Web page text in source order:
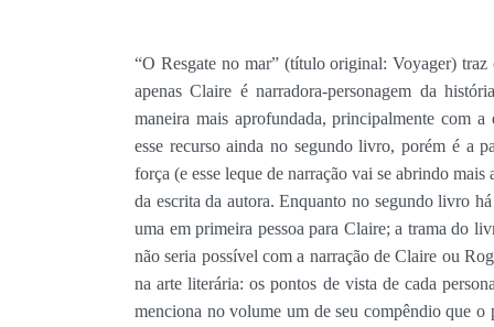
“O Resgate no mar” (título original: Voyager)
apenas Claire é narradora-personagem da
maneira mais aprofundada, principalmente com
esse recurso ainda no segundo livro, porém é a
força (e esse leque de narração vai se abrindo
da escrita da autora. Enquanto no segundo livro
uma em primeira pessoa para Claire; a trama do
não seria possível com a narração de Claire ou
na arte literária: os pontos de vista de cada
menciona no volume um de seu compêndio que